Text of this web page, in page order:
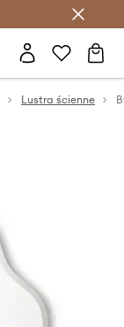
Lustra ścienne